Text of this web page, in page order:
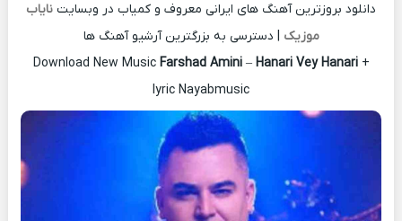
دانلود بروزترین آهنگ های ایرانی معروف و کمیاب در وبسایت نایاب
موزیک | دسترسی به بزرگترین آرشیو آهنگ ها
Download New Music Farshad Amini– Hanari Vey Hanari+
lyric Nayabmusic